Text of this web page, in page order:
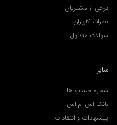
برخی از مشتریان
نظرات کاربران
سوالات متداول
سایر
شماره حساب ها
بانک اس ام اس
پیشنهادات و انتقادات